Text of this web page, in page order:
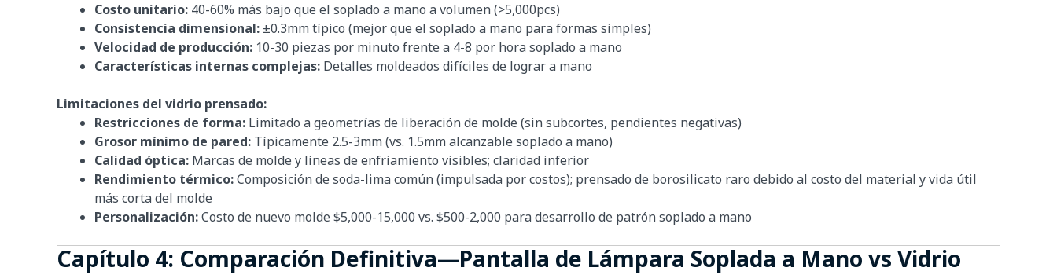
Costo unitario: 40-60% más bajo que el soplado a mano a volumen (>5,000pcs)
Consistencia dimensional: ±0.3mm típico (mejor que el soplado a mano para formas simples)
Velocidad de producción: 10-30 piezas por minuto frente a 4-8 por hora soplado a mano
Características internas complejas: Detalles moldeados difíciles de lograr a mano
Limitaciones del vidrio prensado:
Restricciones de forma: Limitado a geometrías de liberación de molde (sin subcortes, pendientes negativas)
Grosor mínimo de pared: Típicamente 2.5-3mm (vs. 1.5mm alcanzable soplado a mano)
Calidad óptica: Marcas de molde y líneas de enfriamiento visibles; claridad inferior
Rendimiento térmico:Composición de soda-lima común (impulsada por costos); prensado de borosilicato raro debido al costo del material y vida útil
más corta del molde
Personalización:Costo de nuevo molde $5,000-15,000 vs. $500-2,000 para desarrollo de patrón soplado a mano
Capítulo 4: Comparación Definitiva—Pantalla de Lámpara Soplada a Mano vs Vidrio